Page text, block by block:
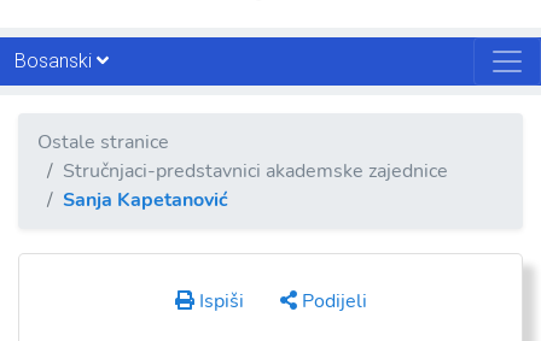
Bosanski
Ostale stranice
Stručnjaci-predstavnici akademske zajednice
Sanja Kapetanović
Ispiši Podijeli